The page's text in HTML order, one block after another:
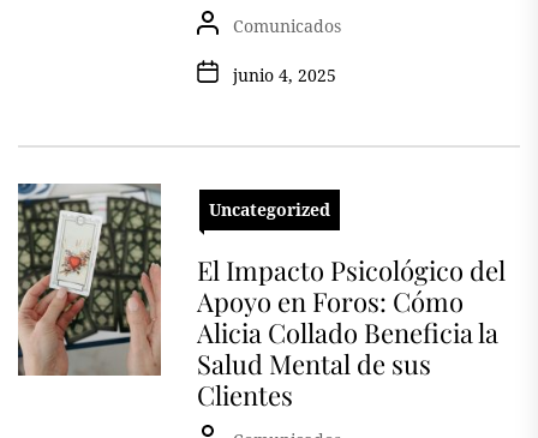
Comunicados
junio 4, 2025
Uncategorized
El Impacto Psicológico del
Apoyo en Foros: Cómo
Alicia Collado Beneficia la
Salud Mental de sus
Clientes